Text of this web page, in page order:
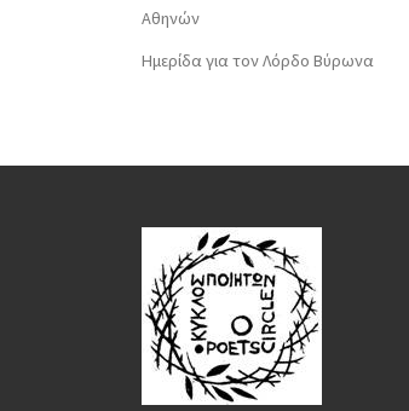
Αθηνών
Ημερίδα για τον Λόρδο Βύρωνα